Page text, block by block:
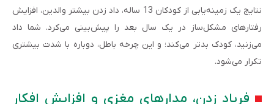
نتایج یک زمینه‌­یابی از کودکان 13 ساله، داد زدن بیشتر والدین، افزایش
رفتارهای مشکل­‌ساز در یک سال بعد را پیش­‌بینی می‌کرد. شما داد
می‌زنید، کودک بدتر می‌کند؛ و این چرخه باطل، دوباره با شدت بیشتری
تکرار می‌شود.
فریاد زدن، مدارهای مغزی و افزایش افکار